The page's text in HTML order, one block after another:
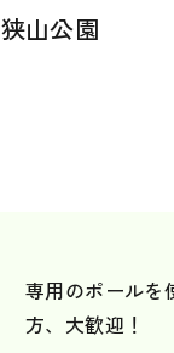
狭山公園
専用のポールを
方、大歓迎！